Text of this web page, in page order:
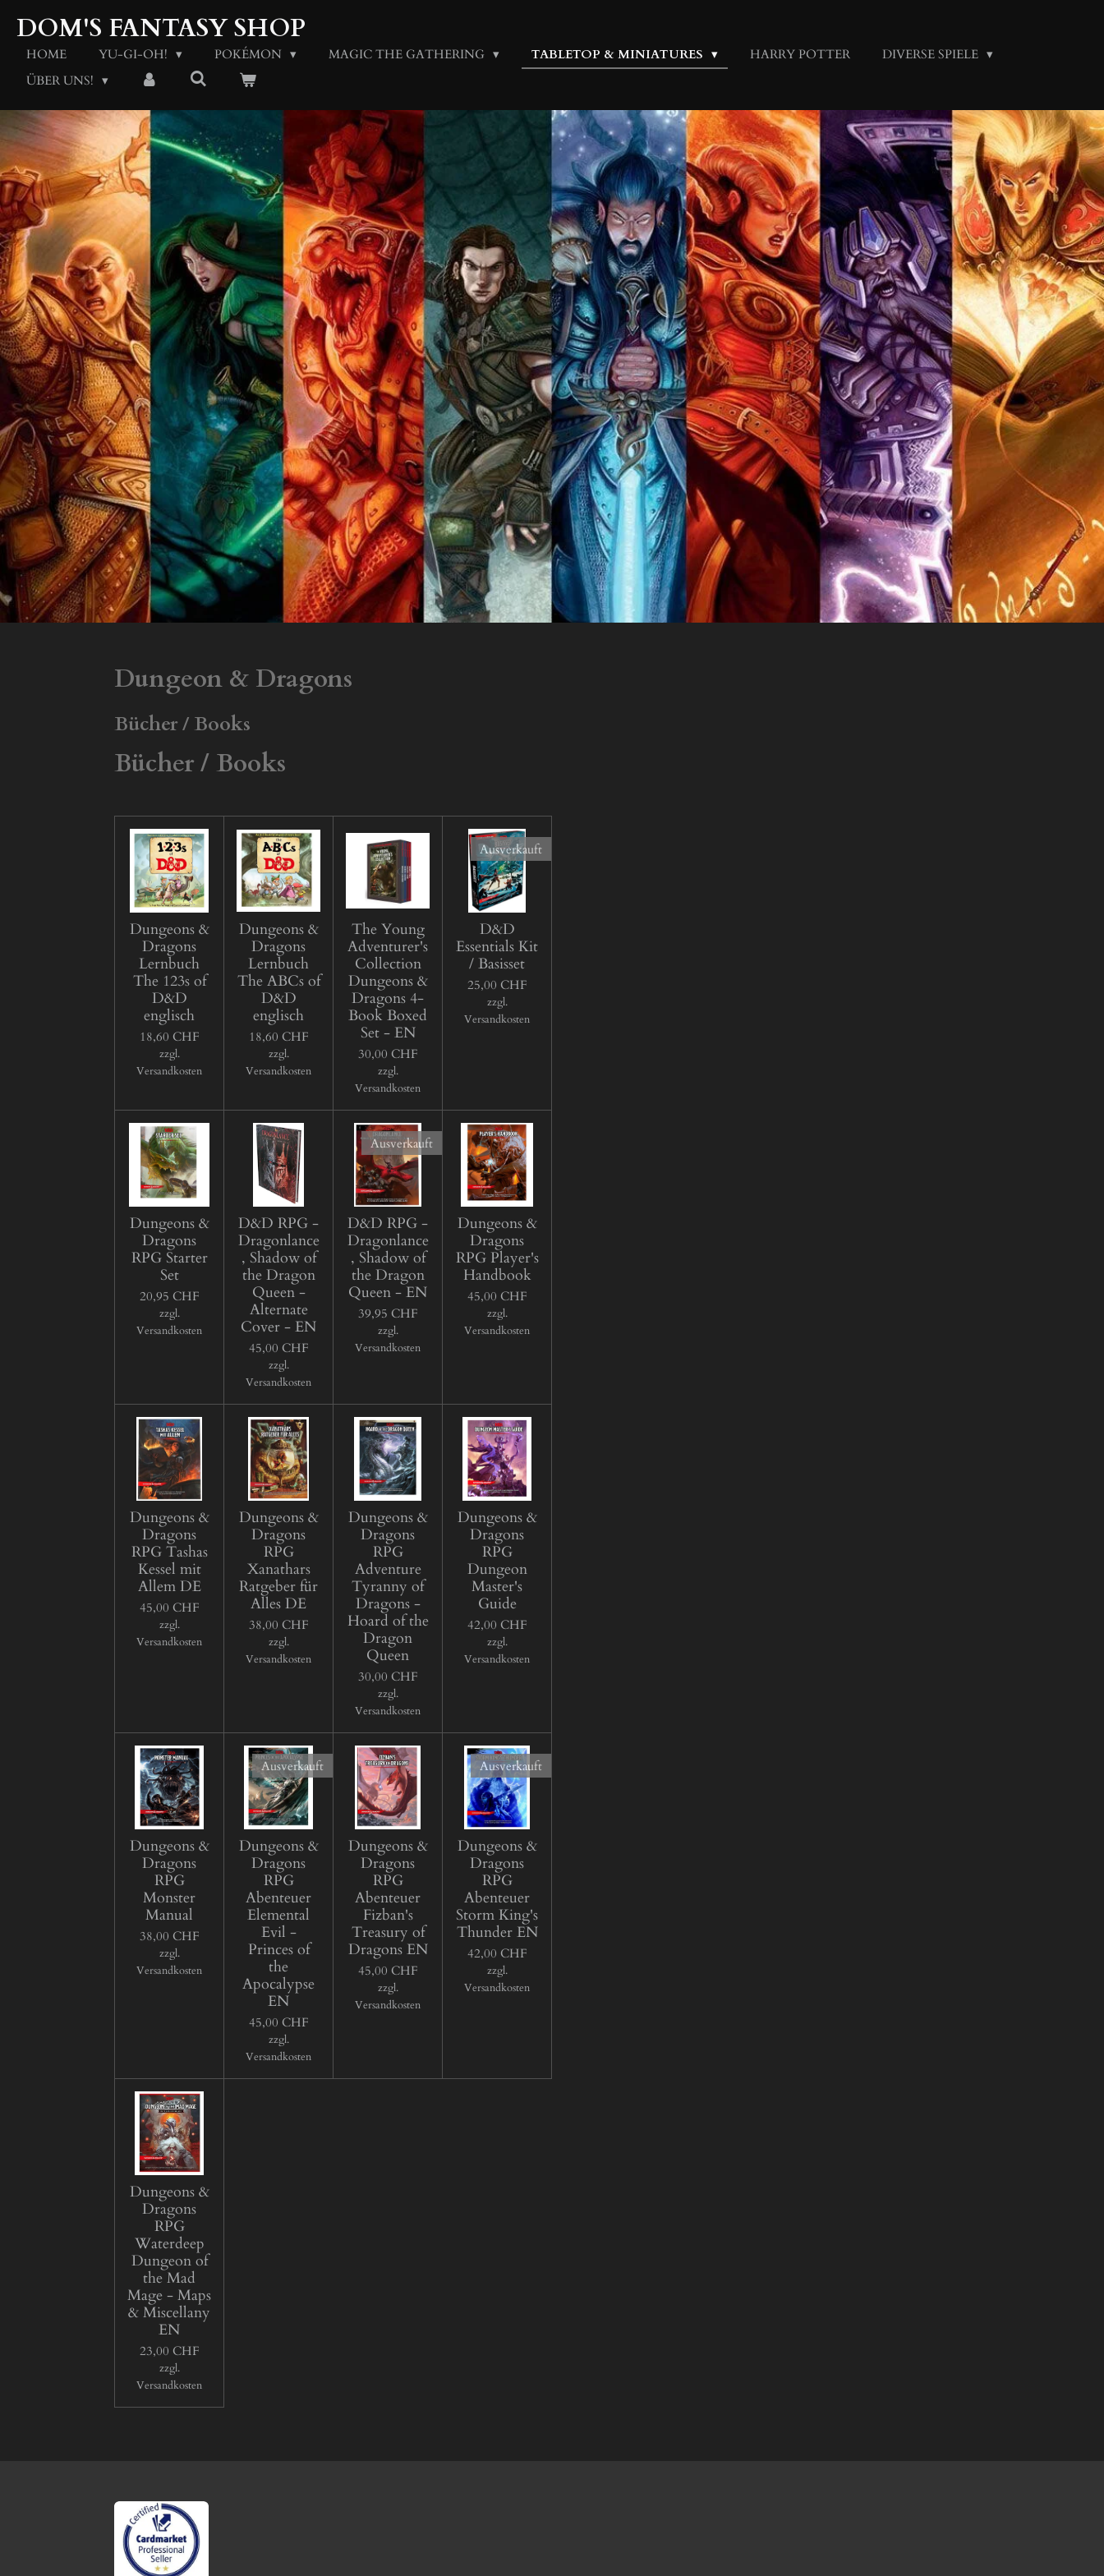
Zum
Hauptinhalt
springen
DOM'S FANTASY SHOP
HOME YU-GI-OH! POKÉMON MAGIC THE GATHERING TABLETOP & MINIATURES HARRY POTTER
DIVERSE SPIELE
ÜBER UNS!
Dungeon & Dragons
Bücher / Books
Bücher / Books
Dungeons &
Dragons
Lernbuch
The 123s of
D&D
englisch
18,60 CHF
zzgl.
Versandkosten
Dungeons &
Dragons
Lernbuch
The ABCs of
D&D
englisch
18,60 CHF
zzgl.
Versandkosten
The Young
Adventurer's
Collection
Dungeons &
Dragons 4-
Book Boxed
Set - EN
30,00 CHF
zzgl.
Versandkosten
Ausverkauft
D&D
Essentials Kit
/ Basisset
25,00 CHF
zzgl.
Versandkosten
Dungeons &
Dragons
RPG Starter
Set
20,95 CHF
zzgl.
Versandkosten
D&D RPG -
Dragonlance
, Shadow of
the Dragon
Queen -
Alternate
Cover - EN
45,00 CHF
zzgl.
Versandkosten
Ausverkauft
D&D RPG -
Dragonlance
, Shadow of
the Dragon
Queen - EN
39,95 CHF
zzgl.
Versandkosten
Dungeons &
Dragons
RPG Player's
Handbook
45,00 CHF
zzgl.
Versandkosten
Dungeons &
Dragons
RPG Tashas
Kessel mit
Allem DE
45,00 CHF
zzgl.
Versandkosten
Dungeons &
Dragons
RPG
Xanathars
Ratgeber für
Alles DE
38,00 CHF
zzgl.
Versandkosten
Dungeons &
Dragons
RPG
Adventure
Tyranny of
Dragons -
Hoard of the
Dragon
Queen
30,00 CHF
zzgl.
Versandkosten
Dungeons &
Dragons
RPG
Dungeon
Master's
Guide
42,00 CHF
zzgl.
Versandkosten
Dungeons &
Dragons
RPG
Monster
Manual
38,00 CHF
zzgl.
Versandkosten
Ausverkauft
Dungeons &
Dragons
RPG
Abenteuer
Elemental
Evil -
Princes of
the
Apocalypse
EN
45,00 CHF
zzgl.
Versandkosten
Dungeons &
Dragons
RPG
Abenteuer
Fizban's
Treasury of
Dragons EN
45,00 CHF
zzgl.
Versandkosten
Ausverkauft
Dungeons &
Dragons
RPG
Abenteuer
Storm King's
Thunder EN
42,00 CHF
zzgl.
Versandkosten
Dungeons &
Dragons
RPG
Waterdeep
Dungeon of
the Mad
Mage - Maps
& Miscellany
EN
23,00 CHF
zzgl.
Versandkosten